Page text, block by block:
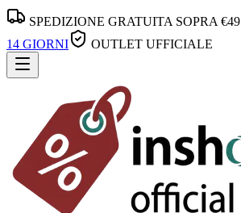
SPEDIZIONE GRATUITA SOPRA €49
14 GIORNI
OUTLET UFFICIALE